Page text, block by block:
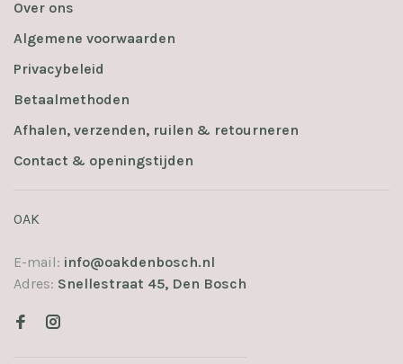
Over ons
Algemene voorwaarden
Privacybeleid
Betaalmethoden
Afhalen, verzenden, ruilen & retourneren
Contact & openingstijden
OAK
E-mail: info@oakdenbosch.nl
Adres: Snellestraat 45, Den Bosch